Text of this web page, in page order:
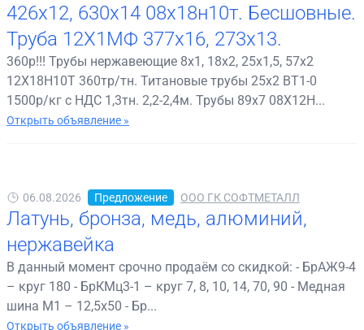
426х12, 630х14 08х18н10т. Бесшовные.
Труба 12Х1МФ 377х16, 273х13.
360р!!! Трубы нержавеющие 8х1, 18х2, 25х1,5, 57х2
12Х18Н10Т 360тр/тн. Титановые трубы 25х2 ВТ1-0
1500р/кг с НДС 1,3тн. 2,2-2,4м. Трубы 89х7 08Х12Н...
Открыть объявление »
06.08.2026 Предложение ООО ГК СОФТМЕТАЛЛ
Латунь, бронза, медь, алюминий,
нержавейка
В данный момент срочно продаём со скидкой: - БрАЖ9-4
– круг 180 - БрКМц3-1 – круг 7, 8, 10, 14, 70, 90 - Медная
шина М1 – 12,5х50 - Бр...
Открыть объявление »